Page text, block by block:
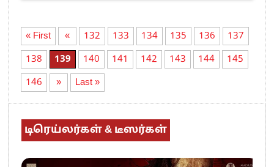
« First « 132 133 134 135 136
137
138
139 140 141 142 143 144
145
146
» Last »
டிரெய்லர்கள் & டீஸர்கள்